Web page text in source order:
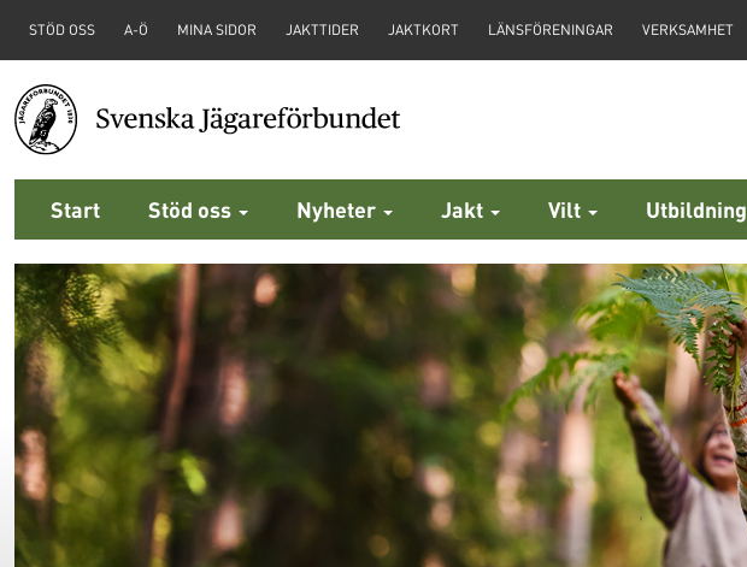
STÖD OSS A-Ö MINA SIDOR JAKTTIDER JAKTKORT LÄNSFÖRENINGAR VERKSAMHET
Start Stöd oss Nyheter Jakt Vilt Utbildning